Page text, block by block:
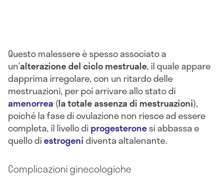
Questo malessere è spesso associato a
un’alterazione del ciclo mestruale, il quale appare
dapprima irregolare, con un ritardo delle
mestruazioni, per poi arrivare allo stato di
amenorrea (la totale assenza di mestruazioni),
poiché la fase di ovulazione non riesce ad essere
completa, il livello di progesteronesi abbassa e
quello diestrogenidiventa altalenante.
Complicazioni ginecologiche